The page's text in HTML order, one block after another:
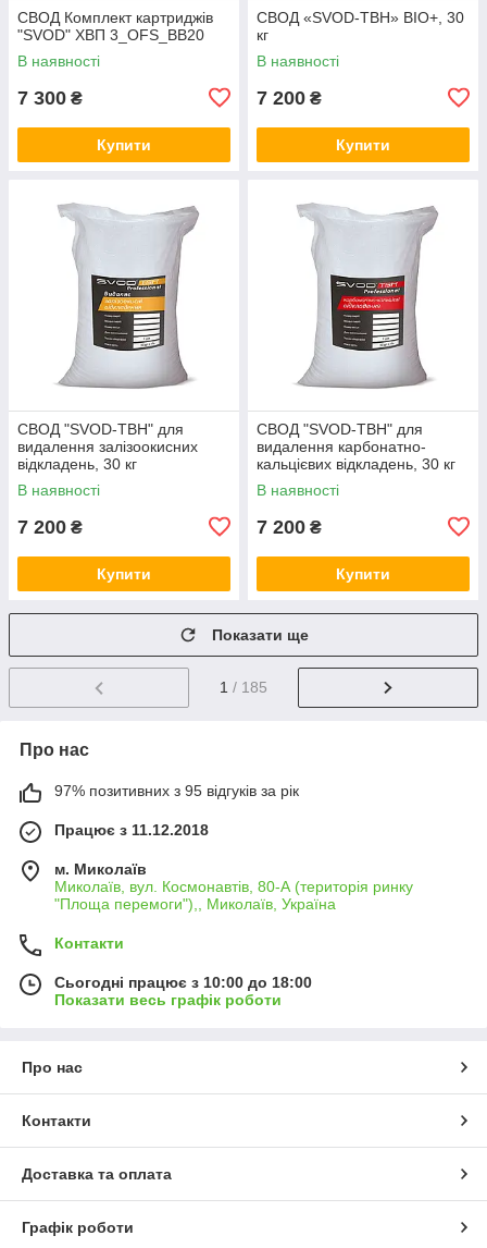
СВОД Комплект картриджів
"SVOD" ХВП 3_OFS_BB20
В наявності
7 300 ₴
Купити
СВОД «SVOD-ТВН» BIO+, 30
кг
В наявності
7 200 ₴
Купити
СВОД "SVOD-ТВН" для
видалення залізоокисних
відкладень, 30 кг
В наявності
7 200 ₴
Купити
СВОД "SVOD-ТВН" для
видалення карбонатно-
кальцієвих відкладень, 30 кг
В наявності
7 200 ₴
Купити
Показати ще
1 / 185
Про нас
97% позитивних з 95 відгуків за рік
Працює з 11.12.2018
м. Миколаїв
Миколаїв, вул. Космонавтів, 80-А (територія ринку
"Площа перемоги"),, Миколаїв, Україна
Контакти
Сьогодні працює з 10:00 до 18:00
Показати весь графік роботи
Про нас
Контакти
Доставка та оплата
Графік роботи